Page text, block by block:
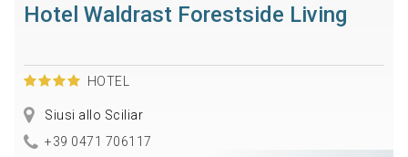
Hotel Waldrast Forestside Living
HOTEL
Siusi allo Sciliar
+39 0471 706117